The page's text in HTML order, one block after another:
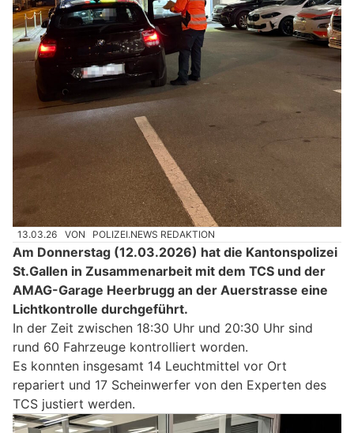
13.03.26 VON POLIZEI.NEWS REDAKTION
Am Donnerstag (12.03.2026) hat die Kantonspolizei
St.Gallen in Zusammenarbeit mit dem TCS und der
AMAG-Garage Heerbrugg an der Auerstrasse eine
Lichtkontrolle durchgeführt.
In der Zeit zwischen 18:30 Uhr und 20:30 Uhr sind
rund 60 Fahrzeuge kontrolliert worden.
Es konnten insgesamt 14 Leuchtmittel vor Ort
repariert und 17 Scheinwerfer von den Experten des
TCS justiert werden.